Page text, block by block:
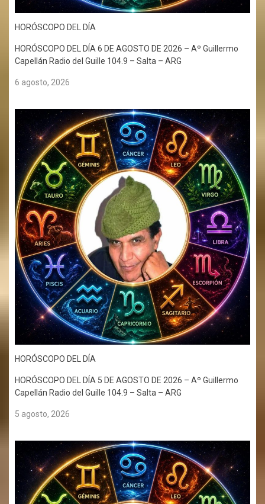
HORÓSCOPO DEL DÍA
HORÓSCOPO DEL DÍA 6 DE AGOSTO DE 2026 – Aº Guillermo
Capellán Radio del Guille 104.9 – Salta – ARG
6 agosto, 2026
HORÓSCOPO DEL DÍA
HORÓSCOPO DEL DÍA 5 DE AGOSTO DE 2026 – Aº Guillermo
Capellán Radio del Guille 104.9 – Salta – ARG
5 agosto, 2026